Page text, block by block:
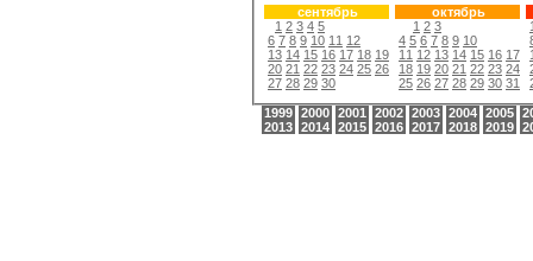
сентябрь
1 2 3 4 5
6 7 8 9 10 11 12
13 14 15 16 17 18 19
20 21 22 23 24 25 26
27 28 29 30
октябрь
1 2 3
4 5 6 7 8 9 10
11 12 13 14 15 16 17
18 19 20 21 22 23 24
25 26 27 28 29 30 31
1999 2000 2001 2002 2003 2004 2005
2013 2014 2015 2016 2017 2018 2019